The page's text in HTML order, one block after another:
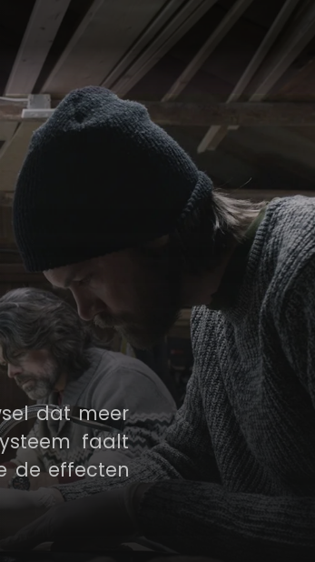
dat meer
faalt
de effecten